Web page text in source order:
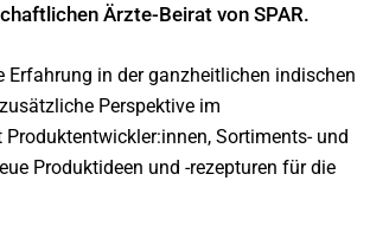
Ärzte-Beirat von SPAR.
in der ganzheitlichen indischen
Perspektive im
Sortiments- und
Produktideen und -rezepturen für die